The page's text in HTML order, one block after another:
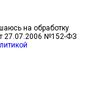
на обработку
27.07.2006 №152-ФЗ